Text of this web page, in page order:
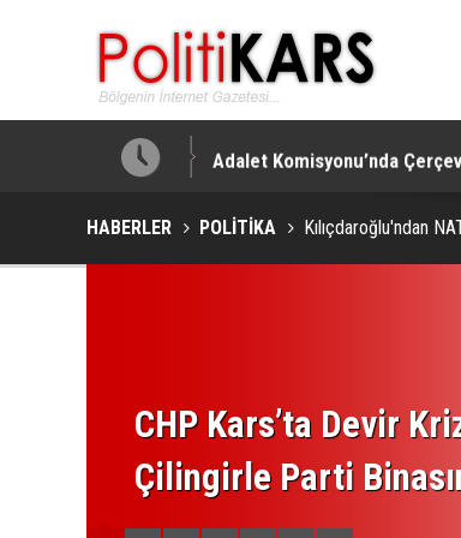
Adalet Komisyonu’nda
HABERLER POLİTİKA Kılıçdaroğlu'ndan
CHP Kars’ta Devir
Çilingirle Parti